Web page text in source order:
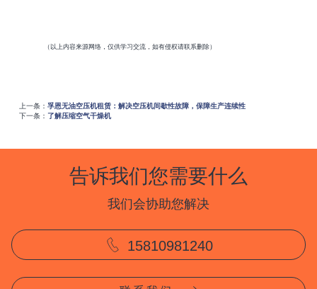
（以上内容来源网络，仅供学习交流，如有侵权请联系删除）
上一条：孚恩无油空压机租赁：解决空压机间歇性故障，保障生产连续性
下一条： 了解压缩空气干燥机
告诉我们您需要什么
我们会协助您解决
15810981240